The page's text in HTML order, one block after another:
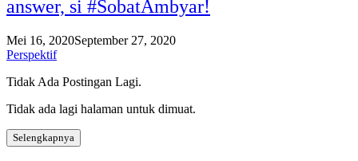
answer, si #SobatAmbyar!
Mei 16, 2020September 27, 2020
Perspektif
Tidak Ada Postingan Lagi.
Tidak ada lagi halaman untuk dimuat.
Selengkapnya